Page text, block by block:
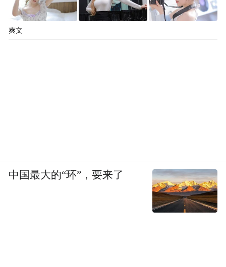
爽文
中国最大的“环”，要来了